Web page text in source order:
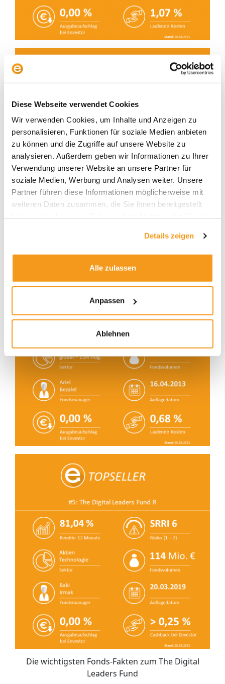
Diese Webseite verwendet Cookies
Wir verwenden Cookies, um Inhalte und Anzeigen zu
personalisieren, Funktionen für soziale Medien anbieten
zu können und die Zugriffe auf unsere Website zu
analysieren. Außerdem geben wir Informationen zu Ihrer
Verwendung unserer Website an unsere Partner für
soziale Medien, Werbung und Analysen weiter. Unsere
Partner führen diese Informationen möglicherweise mit
weiteren Daten zusammen, die Sie ihnen bereitgestellt
Details zeigen
Alle zulassen
Anpassen
Ablehnen
Die wichtigsten Fonds-Fakten zum The Digital
Leaders Fund